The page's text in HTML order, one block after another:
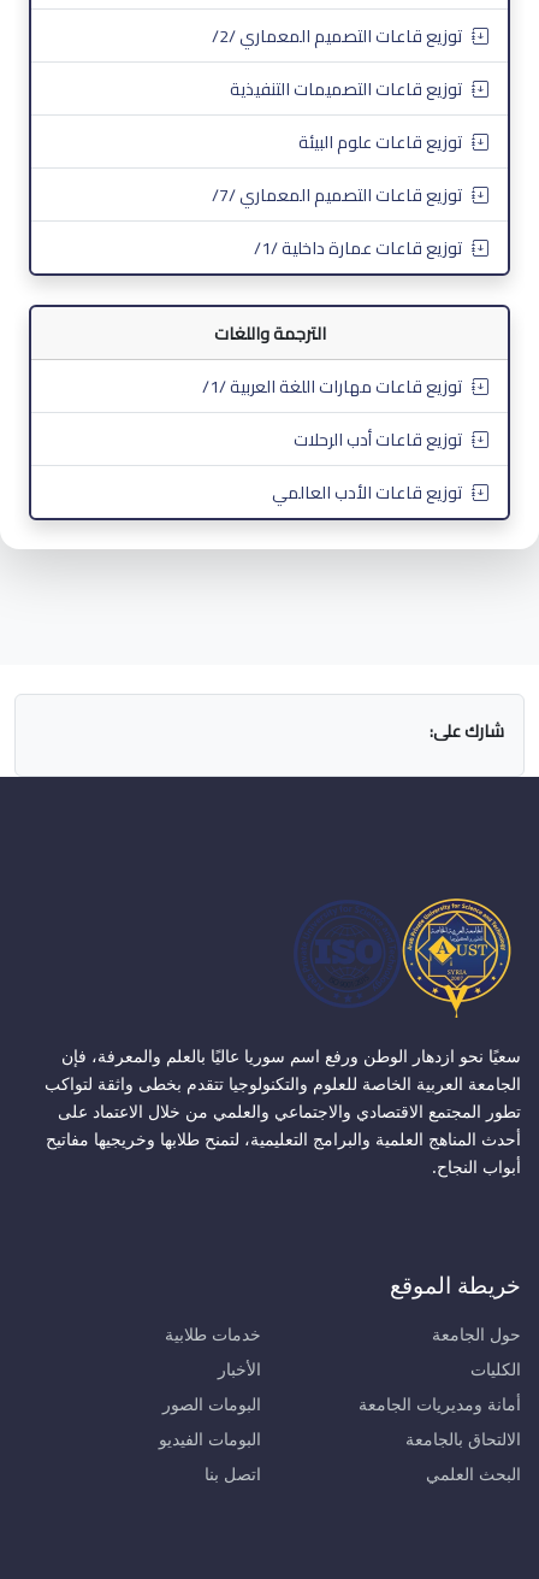
توزيع قاعات التصميم المعماري /2/
توزيع قاعات التصميمات التنفيذية
توزيع قاعات علوم البيئة
توزيع قاعات التصميم المعماري /7/
توزيع قاعات عمارة داخلية /1/
الترجمة واللغات
توزيع قاعات مهارات اللغة العربية /1/
توزيع قاعات أدب الرحلات
توزيع قاعات الأدب العالمي
شارك على:
سعيًا نحو ازدهار الوطن ورفع اسم سوريا عاليًا بالعلم والمعرفة، فإن
الجامعة العربية الخاصة للعلوم والتكنولوجيا تتقدم بخطى واثقة لتواكب
تطور المجتمع الاقتصادي والاجتماعي والعلمي من خلال الاعتماد على
أحدث المناهج العلمية والبرامج التعليمية، لتمنح طلابها وخريجيها مفاتيح
أبواب النجاح.
خريطة الموقع
حول الجامعة
الكليات
أمانة ومديريات الجامعة
الالتحاق بالجامعة
البحث العلمي
خدمات طلابية
الأخبار
البومات الصور
البومات الفيديو
اتصل بنا